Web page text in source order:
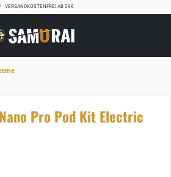
VERSANDKOSTENFREI AB 39€
Pro Pod Kit Electric